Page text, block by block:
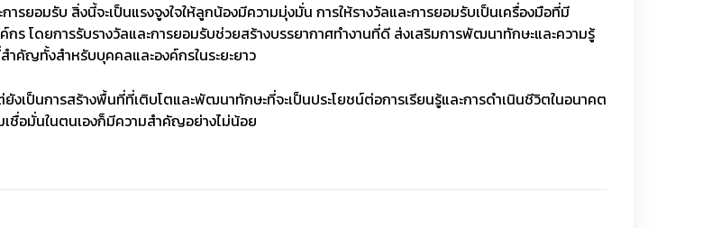
รยอมรับ สิ่งนี้จะเป็นแรงจูงใจให้ลูกน้องมีความมุ่งมั่น การให้รางวัลและการยอมรับเป็นเครื่องมือที่มี
กร โดยการรับรางวัลและการยอมรับช่วยสร้างบรรยากาศทำงานที่ดี ส่งเสริมการพัฒนาทักษะและความรู้
ำคัญทั้งสำหรับบุคคลและองค์กรในระยะยาว
งเป็นการสร้างพื้นที่ที่เติบโตและพัฒนาทักษะที่จะเป็นประโยชน์ต่อการเรียนรู้และการดำเนินชีวิตในอนาคต
เชื่อมั่นในตนเองก็มีความสำคัญอย่างไม่น้อย